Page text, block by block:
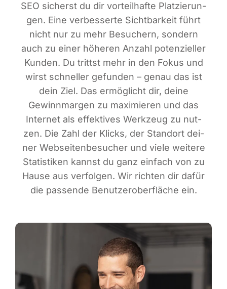
SEO sicherst du dir vor­teil­haf­te Plat­zie­run­
gen. Eine ver­bes­ser­te Sicht­bar­keit führt
nicht nur zu mehr Besu­chern, son­dern
auch zu einer höhe­ren Anzahl poten­zi­el­ler
Kun­den. Du trittst mehr in den Fokus und
wirst schnel­ler gefun­den – genau das ist
dein Ziel. Das ermög­licht dir, dei­ne
Gewinn­mar­gen zu maxi­mie­ren und das
Inter­net als effek­ti­ves Werk­zeug zu nut­
zen. Die Zahl der Klicks, der Stand­ort dei­
ner Web­sei­ten­be­su­cher und vie­le wei­te­re
Sta­tis­ti­ken kannst du ganz ein­fach von zu
Hau­se aus ver­fol­gen. Wir rich­ten dir dafür
die pas­sen­de Benut­zer­ober­flä­che ein.